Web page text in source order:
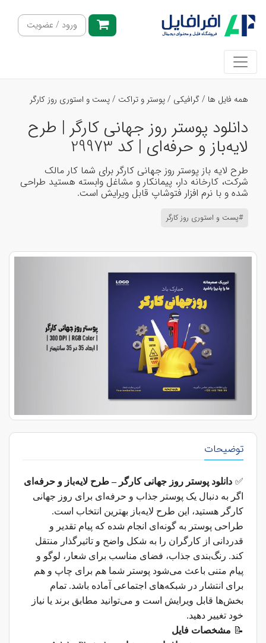
ورود / عضویت
همه فایل ها /گرافیکی /پوستر و تراکت /پست و استوری روز کارگر
دانلود پوستر روز جهانی کارگر | طرح
لایه‌باز و حرفه‌ای | کد 29973
طرح لایه باز پوستر روز جهانی کارگر برای شما کار مالک
شرکت، کارخانه دار، پیمانکار و مشاغل وابسته هستید طراحی
شده و با نرم افزار فتوشاپ قابل ویرایش است.
#پست و استوری روز کارگر
توضیحات
✅ دانلود پوستر روز جهانی کارگر – طرح لایه‌باز و حرفه‌ای
اگر به دنبال یک پوستر جذاب و حرفه‌ای برای روز جهانی
کارگر هستید، این طرح لایه‌باز بهترین انتخاب است.
طراحی پوستر به گونه‌ای انجام شده که پیام تقدیر و
قدردانی از کارگران را به شکل واضح و تاثیرگذار منتقل
کند. رنگ‌بندی جذاب، فضای مناسب برای شعار، لوگو و
پیام متنی باعث می‌شود پوستر شما هم برای چاپ و هم
برای انتشار در شبکه‌های اجتماعی آماده باشد. تمام
بخش‌ها قابل ویرایش است و می‌توانید مطابق برند یا نیاز
خود تغییر دهید.
📝 مشخصات فایل